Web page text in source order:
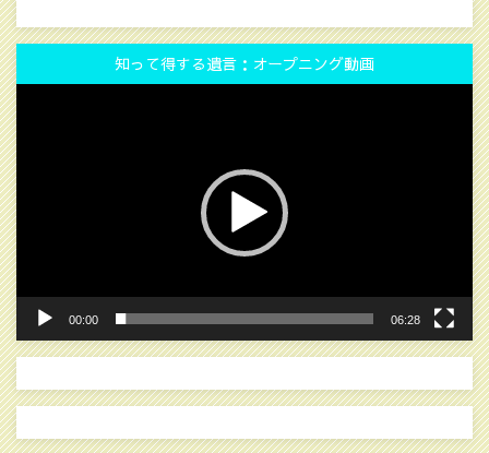
知って得する遺言：オープニング動画
動
画
プ
レ
ー
ヤ
ー
00:00 06:28